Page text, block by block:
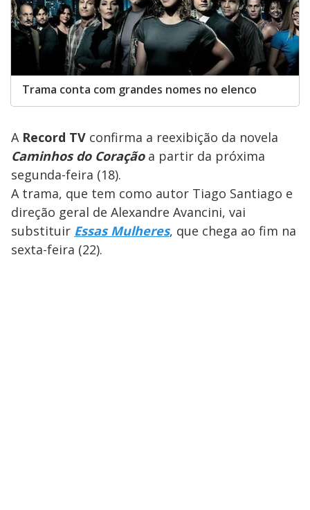
Trama conta com grandes nomes no elenco
A Record TV confirma a reexibição da novela
Caminhos do Coraçãoa partir da próxima
segunda-feira (18).
A trama, que tem como autor Tiago Santiago e
direção geral de Alexandre Avancini, vai
substituir Essas Mulheres, que chega ao fim na
sexta-feira (22).